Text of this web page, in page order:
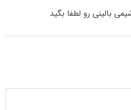
بالینی رو لطفا بگید